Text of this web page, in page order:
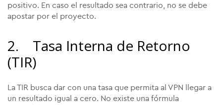
positivo. En caso el resultado sea contrario, no se debe
apostar por el proyecto.
2. Tasa Interna de Retorno
(TIR)
La TIR busca dar con una tasa que permita al VPN llegar a
un resultado igual a cero. No existe una fórmula